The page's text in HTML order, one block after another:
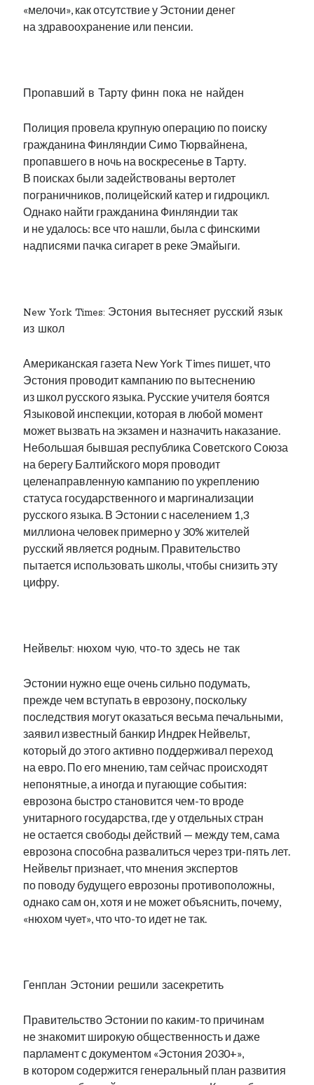
Отзывы и предложения по блогу:
anton.stalnuhhin@gmail.com
«мелочи», как отсутствие у Эстонии денег
на здравоохранение или пенсии.
Пропавший в Тарту финн пока не найден
Полиция провела крупную операцию по поиску
гражданина Финляндии Симо Тюрвайнена,
пропавшего в ночь на воскресенье в Тарту.
В поисках были задействованы вертолет
пограничников, полицейский катер и гидроцикл.
Однако найти гражданина Финляндии так
и не удалось: все что нашли, была с финскими
надписями пачка сигарет в реке Эмайыги.
New York Times: Эстония вытесняет русский язык
из школ
Американская газета New York Times пишет, что
Эстония проводит кампанию по вытеснению
из школ русского языка. Русские учителя боятся
Языковой инспекции, которая в любой момент
может вызвать на экзамен и назначить наказание.
Небольшая бывшая республика Советского Союза
на берегу Балтийского моря проводит
целенаправленную кампанию по укреплению
статуса государственного и маргинализации
русского языка. В Эстонии с населением 1,3
миллиона человек примерно у 30% жителей
русский является родным. Правительство
пытается использовать школы, чтобы снизить эту
цифру.
Нейвельт: нюхом чую, что-то здесь не так
Эстонии нужно еще очень сильно подумать,
прежде чем вступать в еврозону, поскольку
последствия могут оказаться весьма печальными,
заявил известный банкир Индрек Нейвельт,
который до этого активно поддерживал переход
на евро. По его мнению, там сейчас происходят
непонятные, а иногда и пугающие события:
еврозона быстро становится чем-то вроде
унитарного государства, где у отдельных стран
не остается свободы действий — между тем, сама
еврозона способна развалиться через три-пять лет.
Нейвельт признает, что мнения экспертов
по поводу будущего еврозоны противоположны,
однако сам он, хотя и не может объяснить, почему,
«нюхом чует», что что-то идет не так.
Генплан Эстонии решили засекретить
Правительство Эстонии по каким-то причинам
не знакомит широкую общественность и даже
парламент с документом «Эстония 2030+»,
в котором содержится генеральный план развития